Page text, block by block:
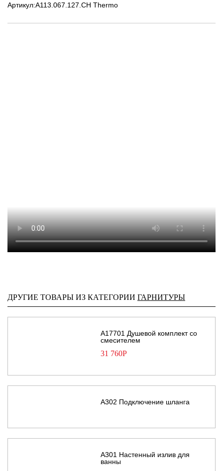
Артикул:A113.067.127.CH Thermo
ДРУГИЕ ТОВАРЫ ИЗ КАТЕГОРИИ ГАРНИТУРЫ
A17701 Душевой комплект со
смесителем
31 760Р
A302 Подключение шланга
A301 Настенный излив для
ванны